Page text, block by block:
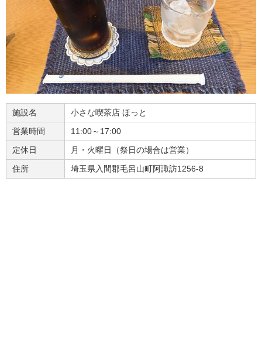
施設名
小さな喫茶店 ほっと
営業時間
11:00～17:00
定休日
月・火曜日（祭日の場合は営業）
住所
埼玉県入間郡毛呂山町阿諏訪1256-8